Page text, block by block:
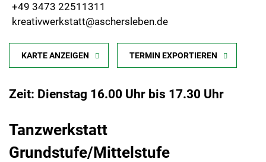
+49 3473 22511311
kreativwerkstatt@aschersleben.de
KARTE ANZEIGEN TERMIN EXPORTIEREN
Zeit: Dienstag 16.00 Uhr bis 17.30 Uhr
Tanzwerkstatt
Grundstufe/Mittelstufe